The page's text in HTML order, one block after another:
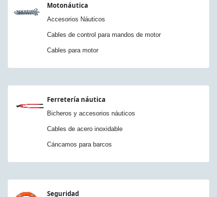
Motonáutica
Accesorios Náuticos
Cables de control para mandos de motor
Cables para motor
Ferretería náutica
Bicheros y accesorios náuticos
Cables de acero inoxidable
Cáncamos para barcos
Seguridad